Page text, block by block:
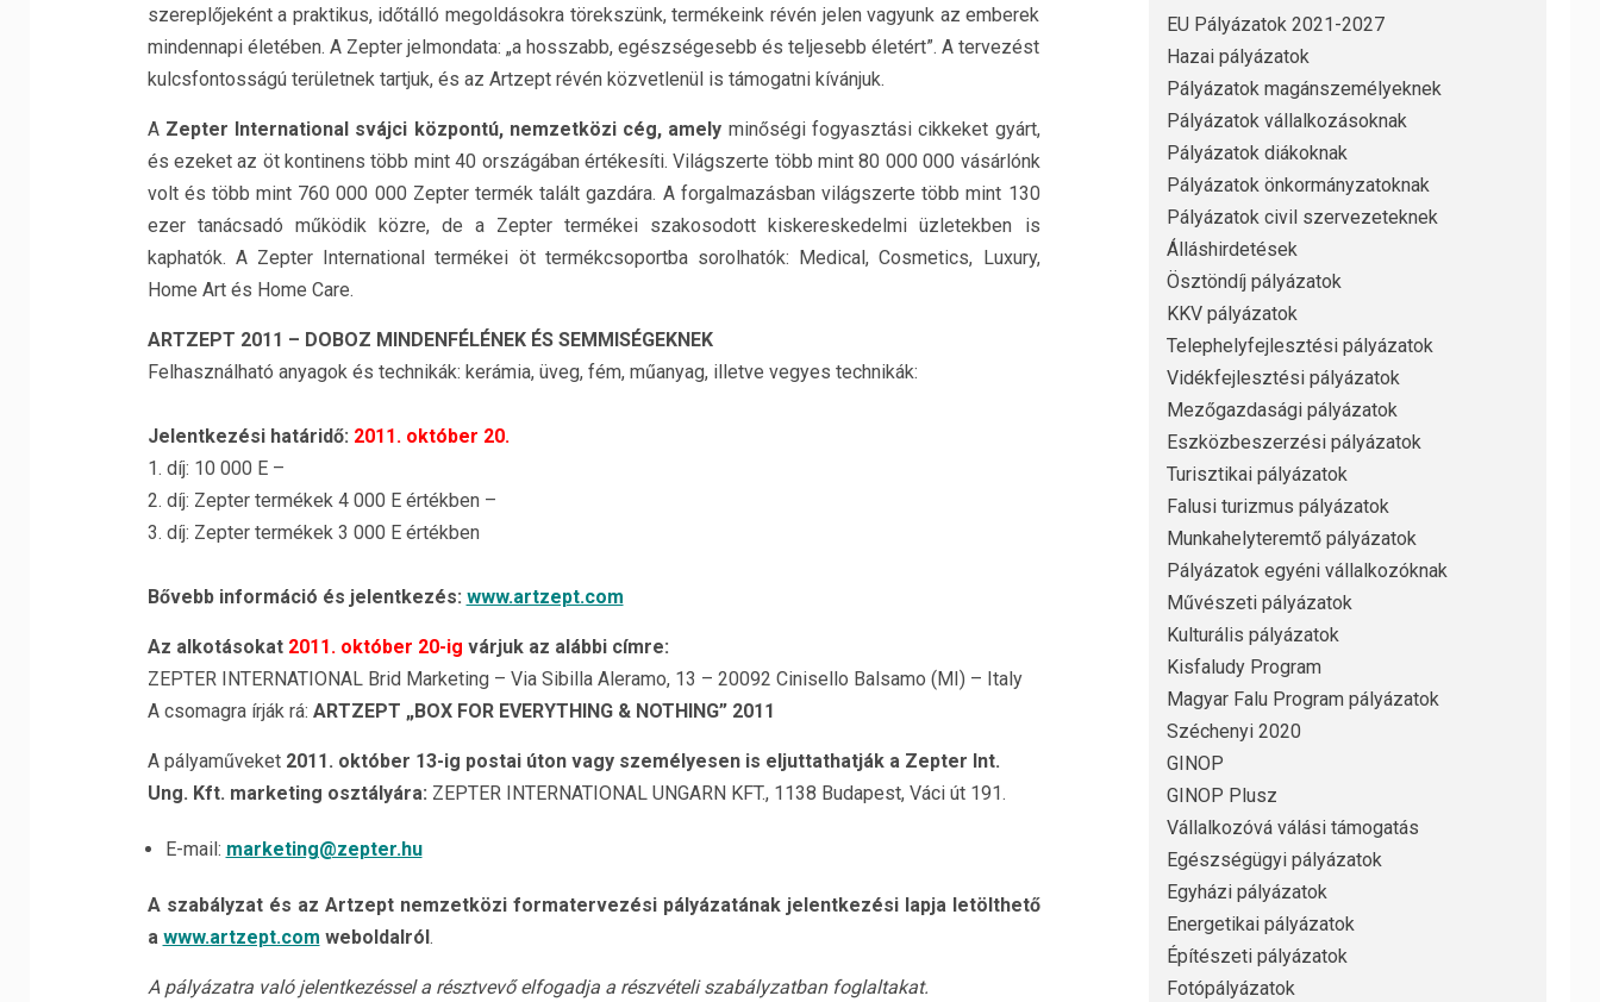
szereplőjeként a praktikus, időtálló megoldásokra törekszünk, termékeink révén jelen vagyunk az emberek
mindennapi életében. A Zepter jelmondata: „a hosszabb, egészségesebb és teljesebb életért”. A tervezést
kulcsfontosságú területnek tartjuk, és az Artzept révén közvetlenül is támogatni kívánjuk.
A Zepter International svájci központú, nemzetközi cég, amely minőségi fogyasztási cikkeket gyárt,
és ezeket az öt kontinens több mint 40 országában értékesíti. Világszerte több mint 80 000 000 vásárlónk
volt és több mint 760 000 000 Zepter termék talált gazdára. A forgalmazásban világszerte több mint 130
ezer tanácsadó működik közre, de a Zepter termékei szakosodott kiskereskedelmi üzletekben is
kaphatók. A Zepter International termékei öt termékcsoportba sorolhatók: Medical, Cosmetics, Luxury,
Home Art és Home Care.
ARTZEPT 2011 – DOBOZ MINDENFÉLÉNEK ÉS SEMMISÉGEKNEK
Felhasználható anyagok és technikák: kerámia, üveg, fém, műanyag, illetve vegyes technikák:
Jelentkezési határidő: 2011. október 20.
1. díj: 10 000 E –
2. díj: Zepter termékek 4 000 E értékben –
3. díj: Zepter termékek 3 000 E értékben
Bővebb információ és jelentkezés: www.artzept.com
Az alkotásokat 2011. október 20-ig várjuk az alábbi címre:
ZEPTER INTERNATIONAL Brid Marketing – Via Sibilla Aleramo, 13 – 20092 Cinisello Balsamo (MI) – Italy
A csomagra írják rá: ARTZEPT „BOX FOR EVERYTHING & NOTHING” 2011
A pályaműveket 2011. október 13-ig postai úton vagy személyesen is eljuttathatják a Zepter Int.
Ung. Kft. marketing osztályára: ZEPTER INTERNATIONAL UNGARN KFT., 1138 Budapest, Váci út 191.
E-mail: marketing@zepter.hu
A szabályzat és az Artzept nemzetközi formatervezési pályázatának jelentkezési lapja letölthető
a www.artzept.com weboldalról.
A pályázatra való jelentkezéssel a résztvevő elfogadja a részvételi szabályzatban foglaltakat.
EU Pályázatok 2021-2027
Hazai pályázatok
Pályázatok magánszemélyeknek
Pályázatok vállalkozásoknak
Pályázatok diákoknak
Pályázatok önkormányzatoknak
Pályázatok civil szervezeteknek
Álláshirdetések
Ösztöndíj pályázatok
KKV pályázatok
Telephelyfejlesztési pályázatok
Vidékfejlesztési pályázatok
Mezőgazdasági pályázatok
Eszközbeszerzési pályázatok
Turisztikai pályázatok
Falusi turizmus pályázatok
Munkahelyteremtő pályázatok
Pályázatok egyéni vállalkozóknak
Művészeti pályázatok
Kulturális pályázatok
Kisfaludy Program
Magyar Falu Program pályázatok
Széchenyi 2020
GINOP
GINOP Plusz
Vállalkozóvá válási támogatás
Egészségügyi pályázatok
Egyházi pályázatok
Energetikai pályázatok
Építészeti pályázatok
Fotópályázatok